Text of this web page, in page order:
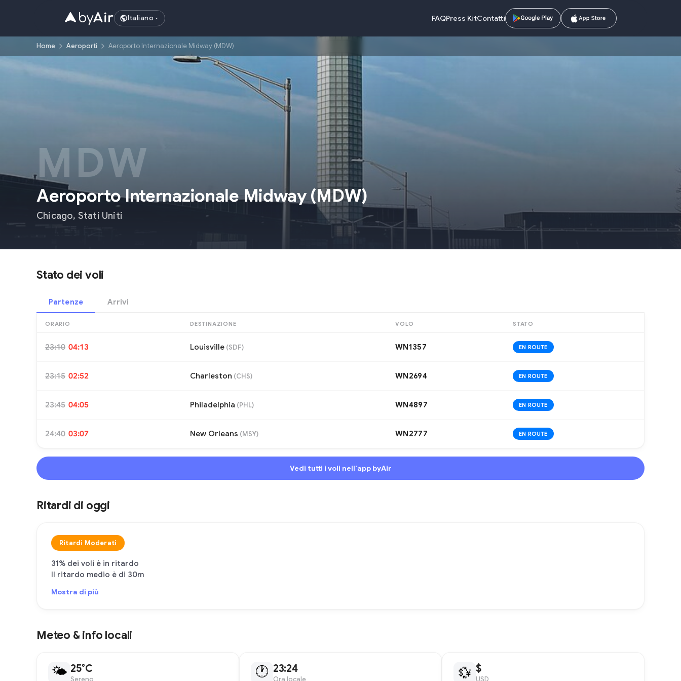
Italiano FAQPress KitContatti
Home Aeroporti Aeroporto Internazionale Midway (MDW)
MDW
Aeroporto Internazionale Midway(MDW)
Chicago, Stati Uniti
Stato dei voli
Partenze Arrivi
ORARIO DESTINAZIONE VOLO STATO
23:10 04:13 Louisville (SDF) WN1357 EN ROUTE
23:15 02:52 Charleston (CHS) WN2694 EN ROUTE
23:45 04:05 Philadelphia (PHL) WN4897 EN ROUTE
24:40 03:07 New Orleans (MSY) WN2777 EN ROUTE
Vedi tutti i voli nell'app byAir
Ritardi di oggi
Ritardi Moderati
31% dei voli è in ritardo
Il ritardo medio è di 30m
Mostra di più
Meteo & info locali
🌤 25°C
Sereno 🕐 23:24
Ora locale 💱 $
USD